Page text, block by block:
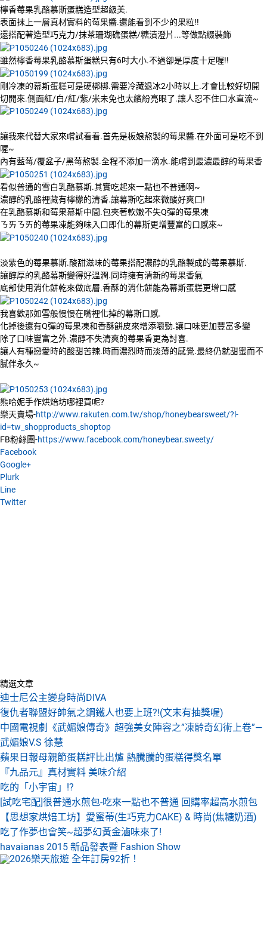
檸香莓果乳酪慕斯蛋糕造型超級美.
表面抹上一層真材實料的莓果醬.還能看到不少的果粒!!
還搭配著造型巧克力/抹茶珊瑚礁蛋糕/糖漬澄片...等做點綴裝飾
雖然檸香莓果乳酪慕斯蛋糕只有6吋大小.不過卻是厚度十足喔!!
剛冷凍的幕斯蛋糕可是硬梆梆.需要冷藏退冰2小時以上.才會比較好切開
切開來.側面紅/白/紅/紫/米未免也太繽紛亮眼了.讓人忍不住口水直流~
讓我來代替大家來嚐試看看.首先是板娘熬製的莓果醬.在外面可是吃不到
喔~
內有藍莓/覆盆子/黑莓熬製.全程不添加一滴水.能嚐到最濃最醇的莓果香
看似普通的雪白乳酪慕斯.其實吃起來一點也不普通啊~
濃醇的乳酪裡藏有檸檬的清香.讓幕斯吃起來微酸好爽口!
在乳酪慕斯和莓果幕斯中間.包夾著軟嫩不失Q彈的莓果凍
ㄋㄞㄋㄞ的莓果凍能夠味入口即化的幕斯更增豐富的口感來~
淡紫色的莓果慕斯.酸甜滋味的莓果搭配濃醇的乳酪製成的莓果慕斯.
讓醇厚的乳酪幕斯變得好溫潤.同時擁有清新的莓果香氣
底部使用消化餅乾來做底層.香酥的消化餅能為幕斯蛋糕更增口感
我喜歡那如雪般慢慢在嘴裡化掉的幕斯口感.
化掉後還有Q彈的莓果凍和香酥餅皮來增添嚼勁.讓口味更加豐富多變
除了口味豐富之外.濃醇不失清爽的莓果香更為討喜.
讓人有種戀愛時的酸甜苦辣.時而濃烈時而淡薄的感覺.最終仍就甜蜜而不
膩伴永久~
熊哈妮手作烘焙坊哪裡買呢?
樂天賣場-http://www.rakuten.com.tw/shop/honeybearsweet/?l-
id=tw_shopproducts_shoptop
FB粉絲團-https://www.facebook.com/honeybear.sweety/
Facebook
Google+
Plurk
Line
Twitter
精選文章
迪士尼公主變身時尚DIVA
復仇者聯盟好帥氣之鋼鐵人也要上班?!(文末有抽獎喔)
中國電視劇《武媚娘傳奇》超強美女陣容之”凍齡奇幻術上卷”—
武媚娘V.S 徐慧
蘋果日報母親節蛋糕評比出爐 熱騰騰的蛋糕得獎名單
『九品元』真材實料 美味介紹
吃的「小宇宙」!?
[試吃宅配]很普通水煎包-吃來一點也不普通 回購率超高水煎包
【思想家烘焙工坊】愛蜜蒂(生巧克力CAKE) & 時尚(焦糖奶酒)
吃了作夢也會笑~超夢幻黃金滷味來了!
havaianas 2015 新品發表暨 Fashion Show